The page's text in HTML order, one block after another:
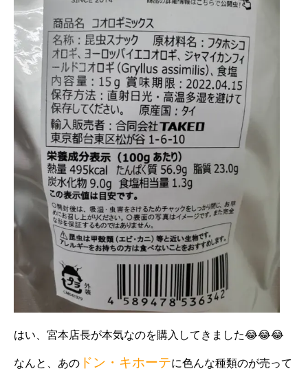
はい、宮本店長が本気なのを購入してきました😂😂😂
なんと、あの ドン・キホーテに色んな種類のが売って